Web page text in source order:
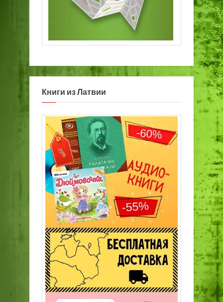
Книги из Латвии